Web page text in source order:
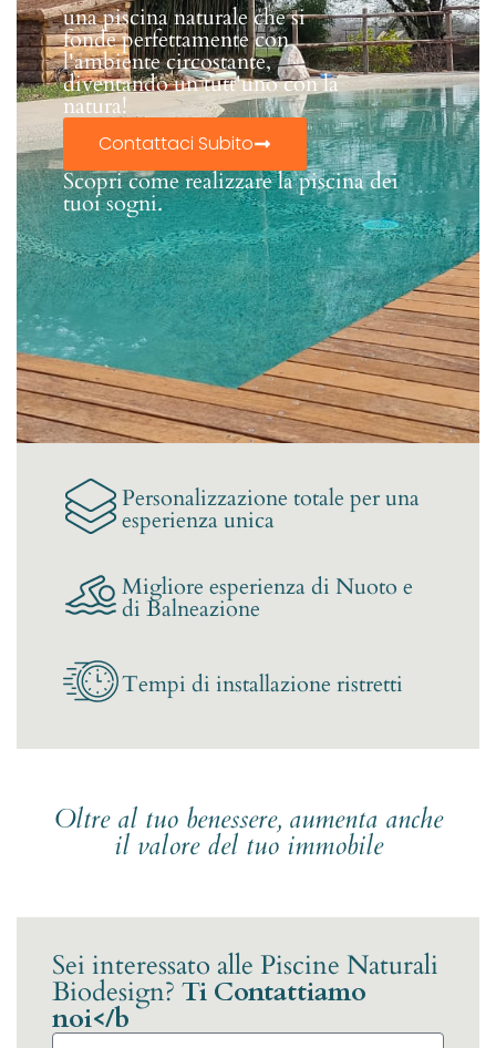
una piscina naturale che si
fonde perfettamente con
l'ambiente circostante,
diventando un tutt'uno con la
natura!
Contattaci Subito
Scopri come realizzare la piscina dei
tuoi sogni.
Personalizzazione totale per una
esperienza unica
Migliore esperienza di Nuoto e
di Balneazione
Tempi di installazione ristretti
Oltre al tuo benessere, aumenta anche
il valore del tuo immobile
Sei interessato alle Piscine Naturali
Biodesign? Ti Contattiamo
noi</b